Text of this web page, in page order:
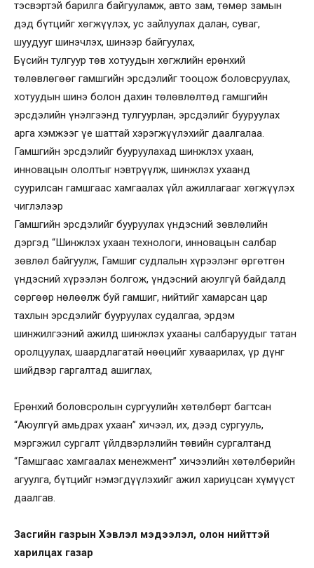
тэсвэртэй барилга байгууламж, авто зам, төмөр замын
дэд бүтцийг хөгжүүлэх, ус зайлуулах далан, суваг,
шуудууг шинэчлэх, шинээр байгуулах,
Бүсийн тулгуур төв хотуудын хөгжлийн ерөнхий
төлөвлөгөөг гамшгийн эрсдэлийг тооцож боловсруулах,
хотуудын шинэ болон дахин төлөвлөлтөд гамшгийн
эрсдэлийн үнэлгээнд тулгуурлан, эрсдэлийг бууруулах
арга хэмжээг үе шаттай хэрэгжүүлэхийг даалгалаа.
Гамшгийн эрсдэлийг бууруулахад шинжлэх ухаан,
инновацын ололтыг нэвтрүүлж, шинжлэх ухаанд
суурилсан гамшгаас хамгаалах үйл ажиллагааг хөгжүүлэх
чиглэлээр
Гамшгийн эрсдэлийг бууруулах үндэсний зөвлөлийн
дэргэд “Шинжлэх ухаан технологи, инновацын салбар
зөвлөл байгуулж, Гамшиг судлалын хүрээлэнг өргөтгөн
үндэсний хүрээлэн болгож, үндэсний аюулгүй байдалд
сөргөөр нөлөөлж буй гамшиг, нийтийг хамарсан цар
тахлын эрсдэлийг бууруулах судалгаа, эрдэм
шинжилгээний ажилд шинжлэх ухааны салбаруудыг татан
оролцуулах, шаардлагатай нөөцийг хуваарилах, үр дүнг
шийдвэр гаргалтад ашиглах,
Ерөнхий боловсролын сургуулийн хөтөлбөрт багтсан
“Аюулгүй амьдрах ухаан” хичээл, их, дээд сургууль,
мэргэжил сургалт үйлдвэрлэлийн төвийн сургалтанд
“Гамшгаас хамгаалах менежмент” хичээлийн хөтөлбөрийн
агуулга, бүтцийг нэмэгдүүлэхийг ажил хариуцсан хүмүүст
даалгав.
Засгийн газрын Хэвлэл мэдээлэл, олон нийттэй
харилцах газар